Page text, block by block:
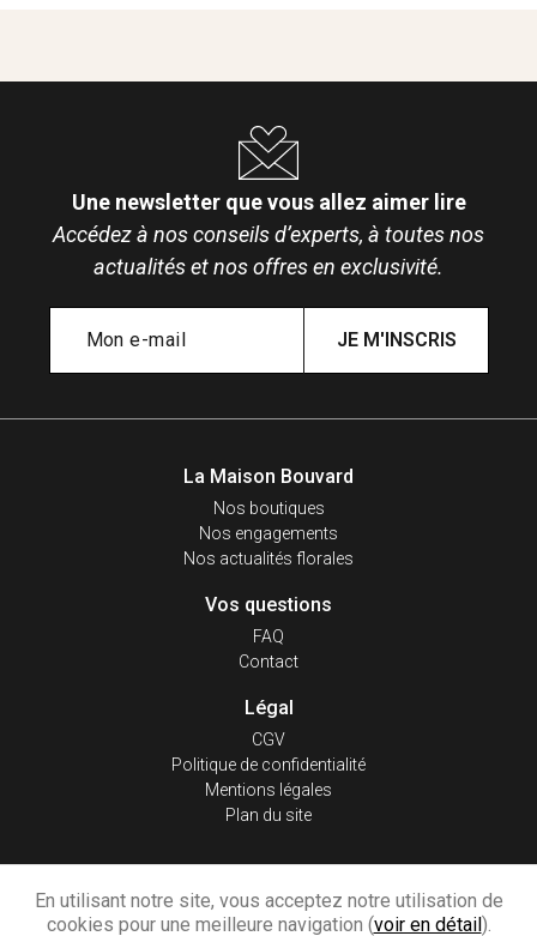
Une newsletter que vous allez aimer lire
Accédez à nos conseils d’experts, à toutes nos
actualités et nos offres en exclusivité.
JE M'INSCRIS
La Maison Bouvard
Nos boutiques
Nos engagements
Nos actualités florales
Vos questions
FAQ
Contact
Légal
CGV
Politique de confidentialité
Mentions légales
Plan du site
En utilisant notre site, vous acceptez notre utilisation de
cookies pour une meilleure navigation (voir en détail).